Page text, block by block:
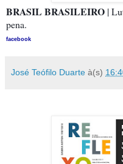
BRASIL BRASILEIRO |
pena.
facebook
José Teófilo Duarte à(s)